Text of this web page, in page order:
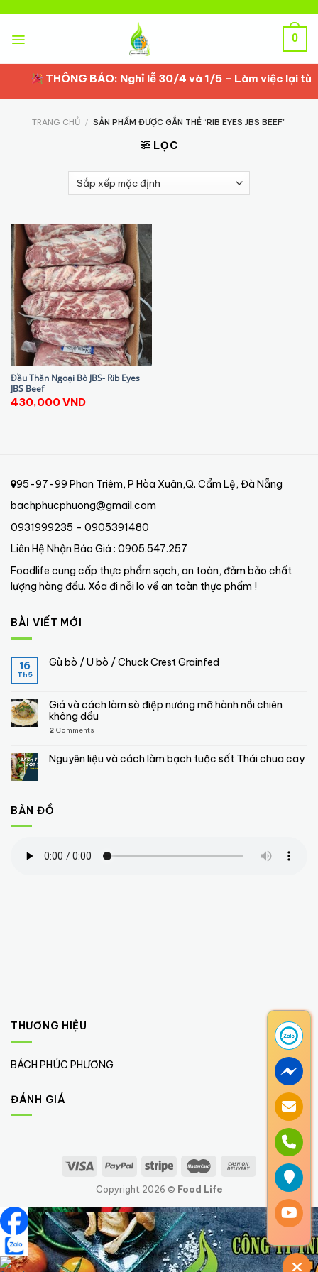
content
0
THÔNG BÁO: Nghỉ lễ 30/4 và 1/5 – Làm việc lại từ
TRANG CHỦ / SẢN PHẨM ĐƯỢC GẮN THẺ “RIB EYES JBS BEEF”
LỌC
Đầu Thăn Ngoại Bò JBS- Rib Eyes
JBS Beef
430,000VND
95-97-99 Phan Triêm, P Hòa Xuân,Q. Cẩm Lệ, Đà Nẵng
bachphucphuong@gmail.com
0931999235 – 0905391480
Liên Hệ Nhận Báo Giá : 0905.547.257
Foodlife cung cấp thực phẩm sạch, an toàn, đảm bảo chất
lượng hàng đầu. Xóa đi nỗi lo về an toàn thực phẩm !
BÀI VIẾT MỚI
16
Th5
Gù bò / U bò / Chuck Crest Grainfed
Giá và cách làm sò điệp nướng mỡ hành nồi chiên
không dầu
2 Comments
Nguyên liệu và cách làm bạch tuộc sốt Thái chua cay
BẢN ĐỒ
THƯƠNG HIỆU
BÁCH PHÚC PHƯƠNG (1)
ĐÁNH GIÁ
Copyright 2026 © Food Life